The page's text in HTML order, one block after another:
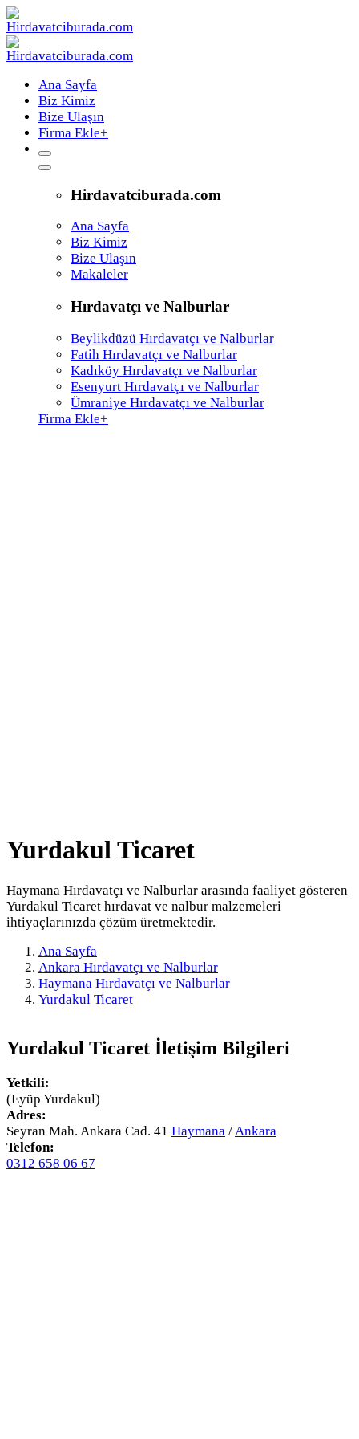
Ana Sayfa
Biz Kimiz
Bize Ulaşın
Firma Ekle+
Hirdavatciburada.com
Ana Sayfa
Biz Kimiz
Bize Ulaşın
Makaleler
Hırdavatçı ve Nalburlar
Beylikdüzü Hırdavatçı ve Nalburlar
Fatih Hırdavatçı ve Nalburlar
Kadıköy Hırdavatçı ve Nalburlar
Esenyurt Hırdavatçı ve Nalburlar
Ümraniye Hırdavatçı ve Nalburlar
Firma Ekle+
Yurdakul Ticaret
Haymana Hırdavatçı ve Nalburlar arasında faaliyet gösteren
Yurdakul Ticaret hırdavat ve nalbur malzemeleri
ihtiyaçlarınızda çözüm üretmektedir.
Ana Sayfa
Ankara Hırdavatçı ve Nalburlar
Haymana Hırdavatçı ve Nalburlar
Yurdakul Ticaret
Yurdakul Ticaret İletişim Bilgileri
Yetkili:
(Eyüp Yurdakul)
Adres:
Seyran Mah. Ankara Cad. 41 Haymana / Ankara
Telefon:
0312 658 06 67